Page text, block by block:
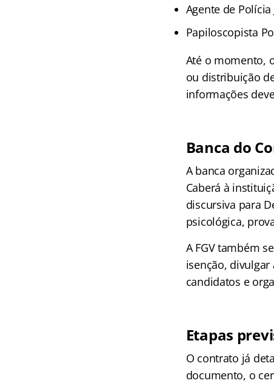
Agente de Polícia
Papiloscopista
Até o momento,
ou distribuição
informações
Banca do
A banca
Caberá à
discursiva para
psicológica,
A FGV também
isenção,
candidatos e
Etapas
O contrato já
documento, o